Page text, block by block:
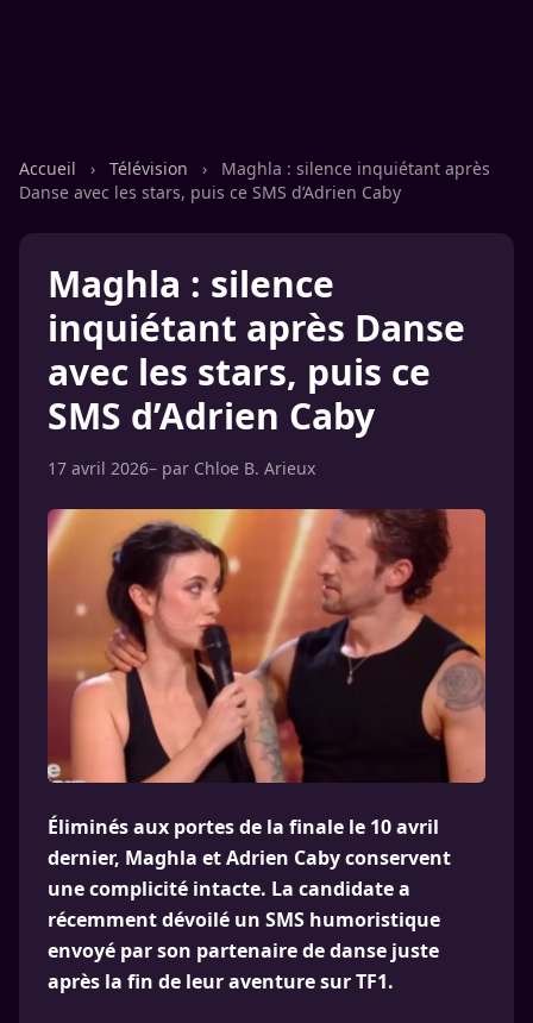
Accueil › Télévision ›
Maghla : silence inquiétant après
Danse avec les stars, puis ce SMS d’Adrien Caby
Maghla : silence
inquiétant après Danse
avec les stars, puis ce
SMS d’Adrien Caby
17 avril 2026– par Chloe B. Arieux
Éliminés aux portes de la finale le 10 avril
dernier, Maghla et Adrien Caby conservent
une complicité intacte. La candidate a
récemment dévoilé un SMS humoristique
envoyé par son partenaire de danse juste
après la fin de leur aventure sur TF1.